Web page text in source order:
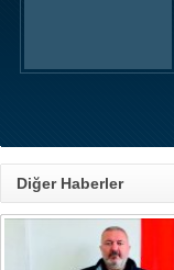
Diğer Haberler